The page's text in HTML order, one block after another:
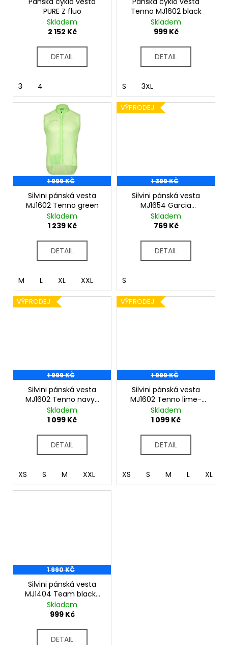
PURE Z fluo
Skladem
2 152 Kč
DETAIL
3 4
Tenno MJ1602 black
Skladem
999 Kč
DETAIL
S 3XL
1 999 KČ
Silvini pánská vesta
MJ1602 Tenno green
Skladem
1 239 Kč
DETAIL
M L XL XXL
VÝPRODEJ
1 399 KČ
Silvini pánská vesta
MJ1654 Garcia
charcoal-black
Skladem
769 Kč
DETAIL
S
VÝPRODEJ
1 999 KČ
Silvini pánská vesta
MJ1602 Tenno navy-
blue
Skladem
1 099 Kč
DETAIL
XS S M XXL
VÝPRODEJ
1 999 KČ
Silvini pánská vesta
MJ1602 Tenno lime-
cloud
Skladem
1 099 Kč
DETAIL
XS S M L XL
1 990 KČ
Silvini pánská vesta
MJ1404 Team black-
green
Skladem
999 Kč
DETAIL